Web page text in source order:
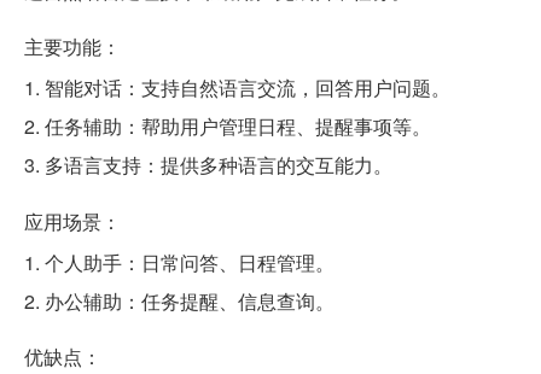
主要功能：
1. 智能对话：支持自然语言交流，回答用户问题。
2. 任务辅助：帮助用户管理日程、提醒事项等。
3. 多语言支持：提供多种语言的交互能力。
应用场景：
1. 个人助手：日常问答、日程管理。
2. 办公辅助：任务提醒、信息查询。
优缺点：